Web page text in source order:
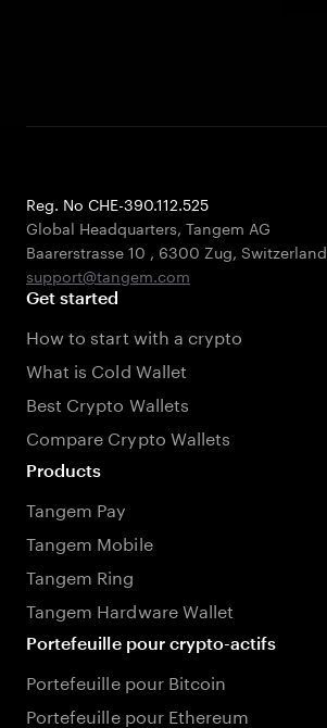
Reg. No CHE-390.112.525
Global Headquarters, Tangem AG
Baarerstrasse 10 , 6300 Zug, Switzerland
support@tangem.com
Get started
How to start with a crypto
What is Cold Wallet
Best Crypto Wallets
Compare Crypto Wallets
Products
Tangem Pay
Tangem Mobile
Tangem Ring
Tangem Hardware Wallet
Portefeuille pour crypto-actifs
Portefeuille pour Bitcoin
Portefeuille pour Ethereum